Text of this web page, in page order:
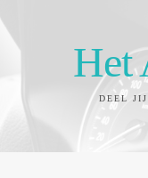
Het
DEEL